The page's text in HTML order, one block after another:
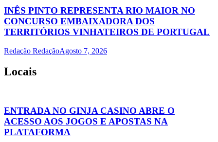
INÊS PINTO REPRESENTA RIO MAIOR NO
CONCURSO EMBAIXADORA DOS
TERRITÓRIOS VINHATEIROS DE PORTUGAL
Redação RedaçãoAgosto 7, 2026
Locais
ENTRADA NO GINJA CASINO ABRE O
ACESSO AOS JOGOS E APOSTAS NA
PLATAFORMA